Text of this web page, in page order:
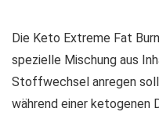
Die Keto Extreme Fat
spezielle Mischung aus
Stoffwechsel anregen
während einer ketogenen